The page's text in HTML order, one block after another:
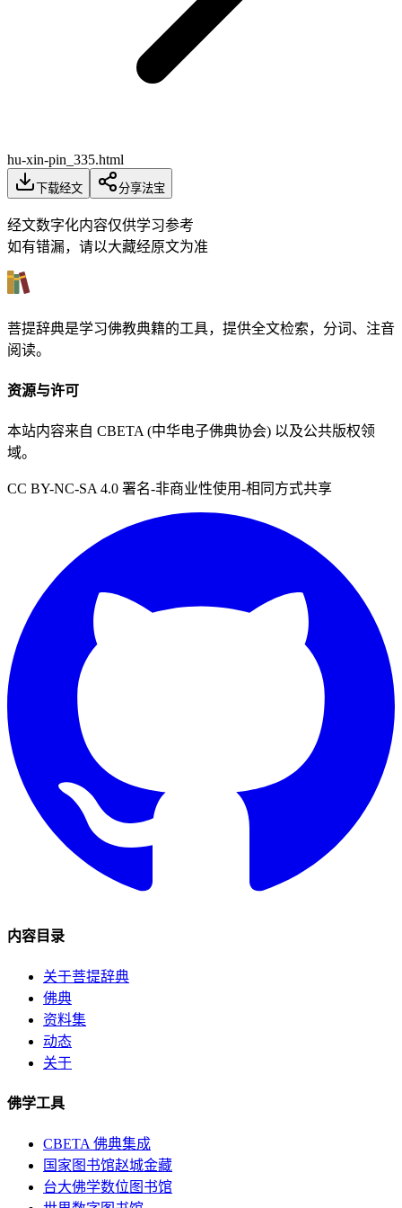
hu-xin-pin_335.html
下载经文 分享法宝
经文数字化内容仅供学习参考
如有错漏，请以大藏经原文为准
菩提辞典是学习佛教典籍的工具，提供全文检索，分词、注音
阅读。
资源与许可
本站内容来自 CBETA (中华电子佛典协会) 以及公共版权领
域。
CC BY-NC-SA 4.0 署名-非商业性使用-相同方式共享
内容目录
关于菩提辞典
佛典
资料集
动态
关于
佛学工具
CBETA 佛典集成
国家图书馆赵城金藏
台大佛学数位图书馆